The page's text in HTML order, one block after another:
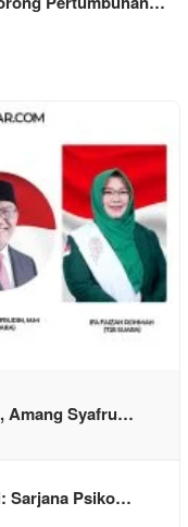
Amang Syafru…
Sarjana Psiko…